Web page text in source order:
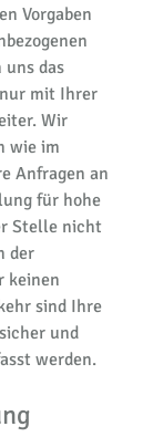
Vorgaben
das
mit Ihrer
Wir
wie im
Anfragen an
für hohe
Stelle nicht
der
keinen
sind Ihre
und
werden.